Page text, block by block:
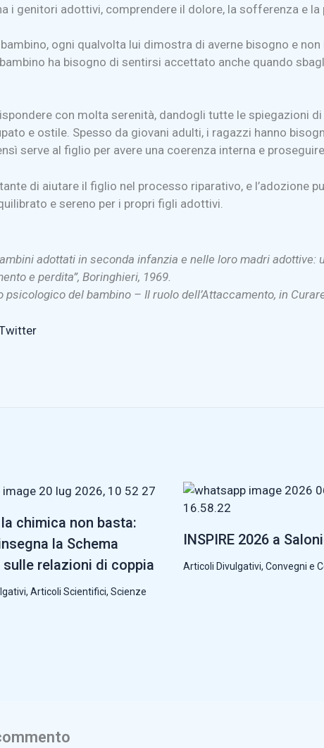
i genitori adottivi, comprendere il dolore, la sofferenza e
ogni qualvolta lui dimostra di averne bisogno e
ha bisogno di sentirsi accettato anche quando
con molta serenità, dandogli tutte le spiegazioni
e ostile. Spesso da giovani adulti, i ragazzi hanno
serve al figlio per avere una coerenza interna e
di aiutare il figlio nel processo riparativo, e l’adozione
e sereno per i propri figli adottivi.
adottati in seconda infanzia e nelle loro madri adottive:
e perdita”, Boringhieri, 1969.
del bambino – Il ruolo dell’Attaccamento, in
chimica non basta:
la Schema
sulle relazioni di coppia
, Articoli Scientifici, Scienze
INSPIRE 2026 a
Articoli Divulgativi, Convegni e